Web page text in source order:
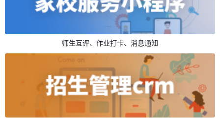
师生互评、作业打卡、消息通知